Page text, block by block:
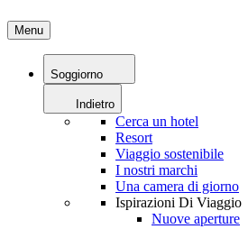
Menu
Soggiorno
Indietro
Cerca un hotel
Resort
Viaggio sostenibile
I nostri marchi
Una camera di giorno
Ispirazioni Di Viaggio
Nuove aperture